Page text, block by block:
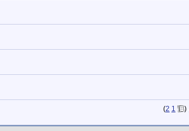
(
1
2
)